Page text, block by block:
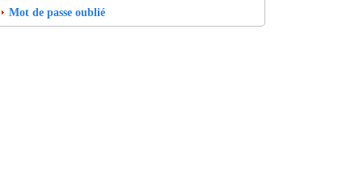
Mot de passe oublié